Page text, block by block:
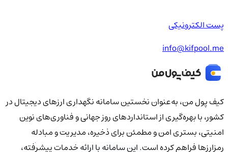
پست الکترونیکی
info@kifpool.me
کیف‌ پول من، به‌عنوان نخستین سامانه نگهداری ارزهای دیجیتال در
کشور، با بهره‌گیری از استانداردهای روز جهانی و فناوری‌های نوین
امنیتی، بستری امن و مطمئن برای ذخیره، مدیریت و مبادله
رمزارزها فراهم کرده است. این سامانه با ارائه خدمات پیشرفته،